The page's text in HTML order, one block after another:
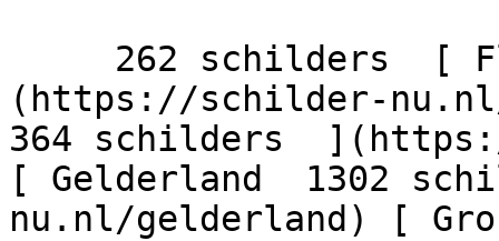
(https://schilder-
364 schilders
[ Gelderland  1302
nu.nl/gelderland) [